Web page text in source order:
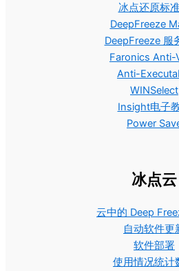
冰点还原标
DeepFreeze
DeepFreeze 服
Faronics Anti-
Anti-
WINSelect
Insight电子
Power
冰点云
云中的 Deep
自动软件更
软件部署
使用情况统计